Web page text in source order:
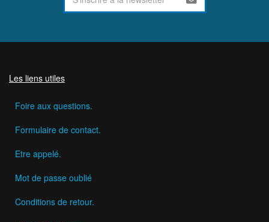
Les liens utiles
Foire aux questions.
Formulaire de contact.
Etre appelé.
Mot de passe oublié
Conditions de retour.